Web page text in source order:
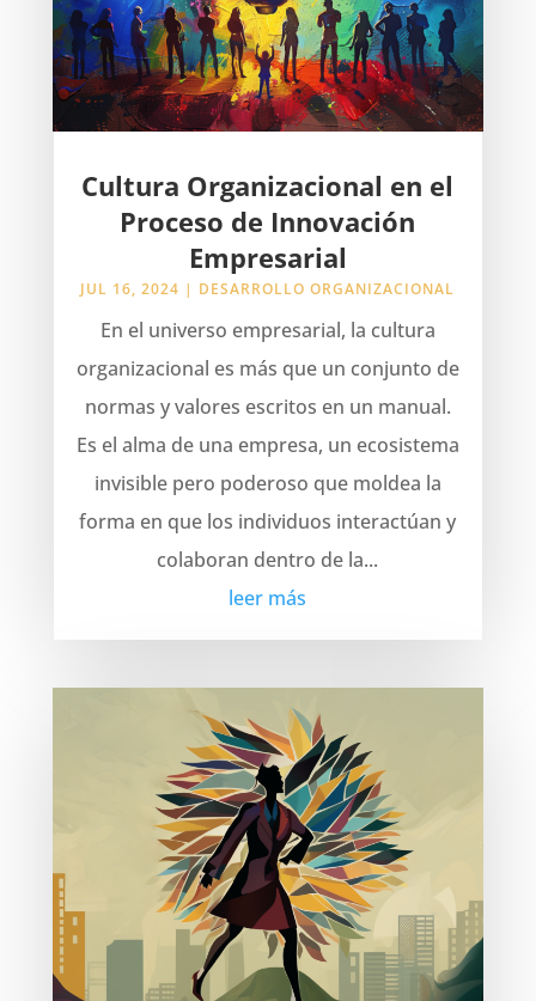
Cultura Organizacional en el
Proceso de Innovación
Empresarial
JUL 16, 2024 | DESARROLLO ORGANIZACIONAL
En el universo empresarial, la cultura
organizacional es más que un conjunto de
normas y valores escritos en un manual.
Es el alma de una empresa, un ecosistema
invisible pero poderoso que moldea la
forma en que los individuos interactúan y
colaboran dentro de la...
leer más